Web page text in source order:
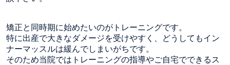
矯正と同時期に始めたいのがトレーニングです。
特に出産で大きなダメージを受けやすく、どうしてもイン
ナーマッスルは緩んでしまいがちです。
そのため当院ではトレーニングの指導やご自宅でできるス